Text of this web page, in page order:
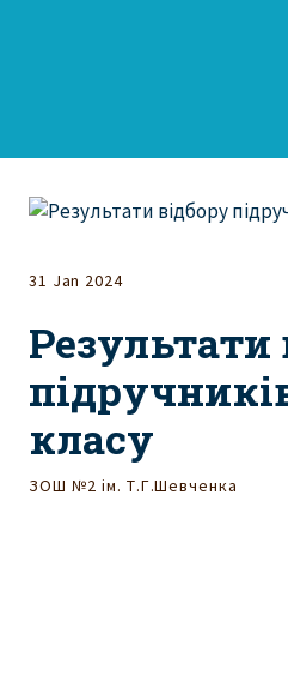
31 Jan 2024
Результати
класу
ЗОШ №2 ім. Т.Г.Шевченка